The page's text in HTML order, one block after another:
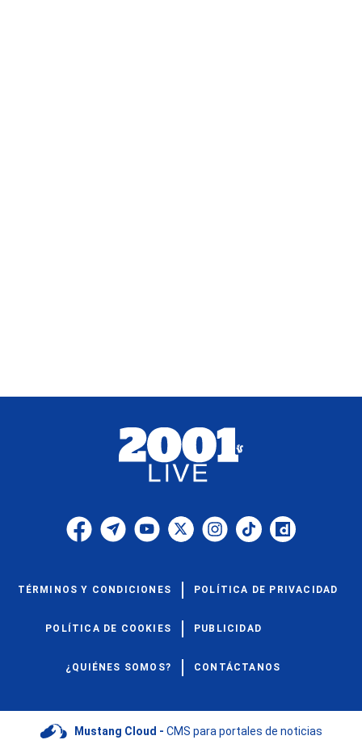
TÉRMINOS Y CONDICIONES POLÍTICA DE PRIVACIDAD
POLÍTICA DE COOKIES PUBLICIDAD
¿QUIÉNES SOMOS? CONTÁCTANOS
Mustang Cloud - CMS para portales de noticias